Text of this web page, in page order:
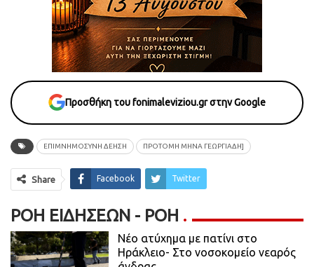
Προσθήκη του fonimaleviziou.gr στην Google
ΕΠΙΜΝΗΜΟΣΥΝΗ ΔΕΗΣΗ ΠΡΟΤΟΜΗ ΜΗΝΑ ΓΕΩΡΓΙΑΔΗ]
Share Facebook Twitter
ΡΟΉ ΕΙΔΉΣΕΩΝ - ΡΟΗ
Νέο ατύχημα με πατίνι στο
Ηράκλειο- Στο νοσοκομείο νεαρός